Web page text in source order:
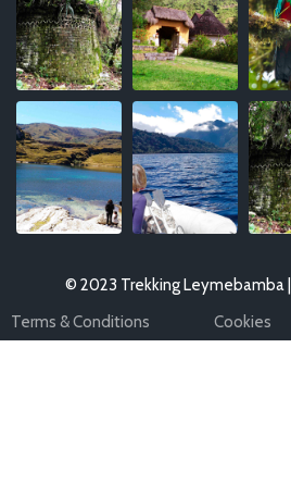
© 2023 Trekking Leymebamba |
Terms & Conditions
Cookies